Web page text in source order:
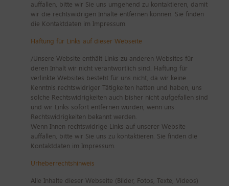
auffallen, bitte wir Sie uns umgehend zu kontaktieren, damit
wir die rechtswidrigen Inhalte entfernen können. Sie finden
die Kontaktdaten im Impressum.
Haftung für Links auf dieser Webseite
/Unsere Website enthält Links zu anderen Websites für
deren Inhalt wir nicht verantwortlich sind. Haftung für
verlinkte Websites besteht für uns nicht, da wir keine
Kenntnis rechtswidriger Tätigkeiten hatten und haben, uns
solche Rechtswidrigkeiten auch bisher nicht aufgefallen sind
und wir Links sofort entfernen würden, wenn uns
Rechtswidrigkeiten bekannt werden.
Wenn Ihnen rechtswidrige Links auf unserer Website
auffallen, bitte wir Sie uns zu kontaktieren. Sie finden die
Kontaktdaten im Impressum.
Urheberrechtshinweis
Alle Inhalte dieser Webseite (Bilder, Fotos, Texte, Videos)